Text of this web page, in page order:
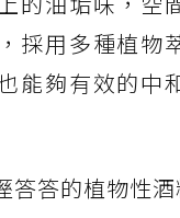
採用多種植物
能夠有效的中
答答的植物性酒